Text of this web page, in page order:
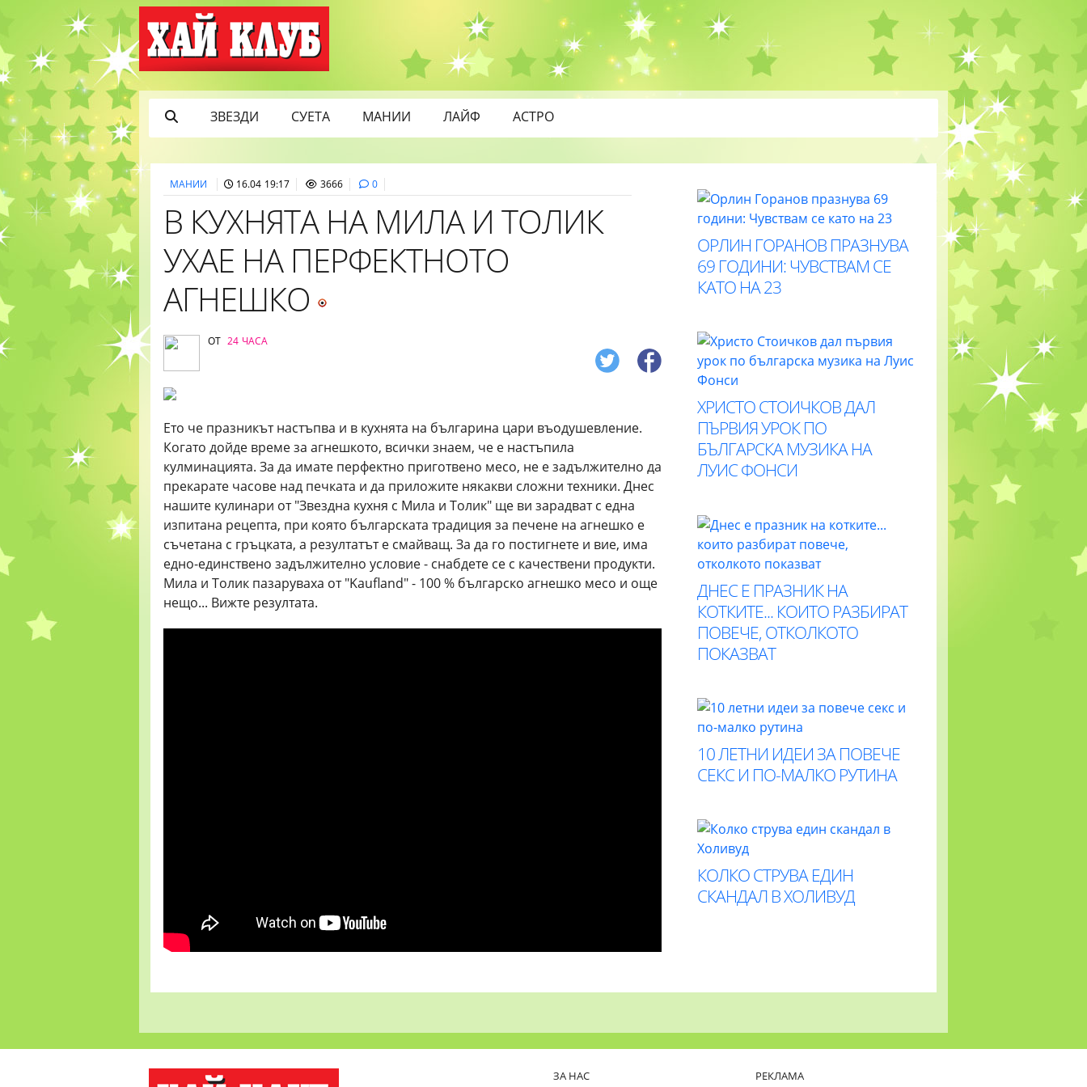
ЗВЕЗДИ СУЕТА МАНИИ ЛАЙФ АСТРО
МАНИИ 16.04 19:17 3666 0
В КУХНЯТА НА МИЛА И ТОЛИК
УХАЕ НА ПЕРФЕКТНОТО
АГНЕШКО
ОТ 24 ЧАСА
Ето че празникът настъпва и в кухнята на българина цари въодушевление.
Когато дойде време за агнешкото, всички знаем, че е настъпила
кулминацията. За да имате перфектно приготвено месо, не е задължително да
прекарате часове над печката и да приложите някакви сложни техники. Днес
нашите кулинари от "Звездна кухня с Мила и Толик" ще ви зарадват с една
изпитана рецепта, при която българската традиция за печене на агнешко е
съчетана с гръцката, а резултатът е смайващ. За да го постигнете и вие, има
едно-единствено задължително условие - снабдете се с качествени продукти.
Мила и Толик пазаруваха от "Kaufland" - 100 % българско агнешко месо и още
нещо... Вижте резултата.
ОРЛИН ГОРАНОВ ПРАЗНУВА
69 ГОДИНИ: ЧУВСТВАМ СЕ
КАТО НА 23
ХРИСТО СТОИЧКОВ ДАЛ
ПЪРВИЯ УРОК ПО
БЪЛГАРСКА МУЗИКА НА
ЛУИС ФОНСИ
ДНЕС Е ПРАЗНИК НА
КОТКИТЕ... КОИТО РАЗБИРАТ
ПОВЕЧЕ, ОТКОЛКОТО
ПОКАЗВАТ
10 ЛЕТНИ ИДЕИ ЗА ПОВЕЧЕ
СЕКС И ПО-МАЛКО РУТИНА
КОЛКО СТРУВА ЕДИН
СКАНДАЛ В ХОЛИВУД
ЗА НАС РЕКЛАМА